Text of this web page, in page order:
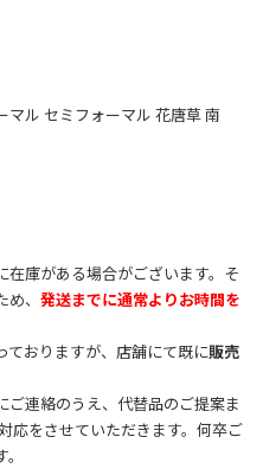
マル セミフォーマル 花唐草 南
庫がある場合がございます。そ
め、発送までに通常よりお時間を
ておりますが、店舗にて既に販売
連絡のうえ、代替品のご提案ま
応をさせていただきます。何卒ご